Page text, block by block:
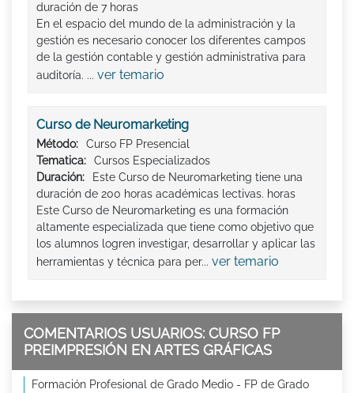
duración de 7 horas
En el espacio del mundo de la administración y la
gestión es necesario conocer los diferentes campos
de la gestión contable y gestión administrativa para
auditoría. ... ver temario
Curso de Neuromarketing
Método:
Curso FP Presencial
Tematica:
Cursos Especializados
Duración:
Este Curso de Neuromarketing tiene una
duración de 200 horas académicas lectivas. horas
Este Curso de Neuromarketing es una formación
altamente especializada que tiene como objetivo que
los alumnos logren investigar, desarrollar y aplicar las
herramientas y técnica para per... ver temario
COMENTARIOS USUARIOS: CURSO FP
PREIMPRESIÓN EN ARTES GRÁFICAS
Formación Profesional de Grado Medio - FP de Grado